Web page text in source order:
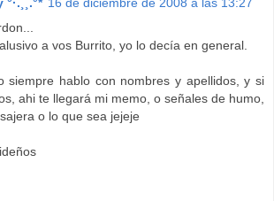
a vos Burrito, yo lo decía en general.
siempre hablo con nombres y apellidos, y si
ahi te llegará mi memo, o señales de humo,
o lo que sea jejeje